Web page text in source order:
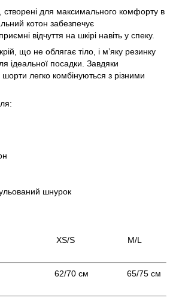
створені для максимального комфорту в
котон забезпечує
відчуття на шкірі навіть у спеку.
що не облягає тіло, і м’яку резинку
ідеальної посадки. Завдяки
легко комбінуються з різними
шнурок
S M/L
70 см 65/75 см